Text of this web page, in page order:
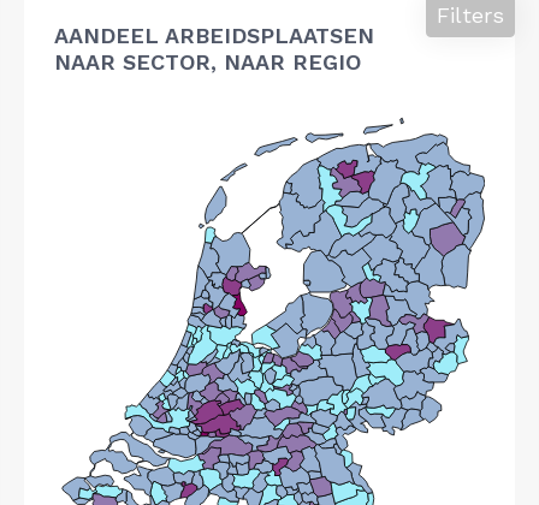
AANDEEL ARBEIDSPLAATSEN
NAAR SECTOR, NAAR REGIO
Filters